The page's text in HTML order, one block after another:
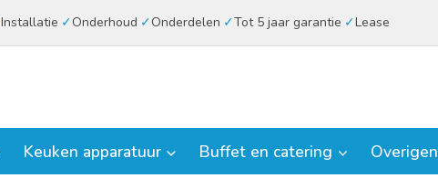
Installatie Onderhoud Onderdelen Tot 5 jaar garantie Lease
Keuken apparatuur Buffet en catering Overigen